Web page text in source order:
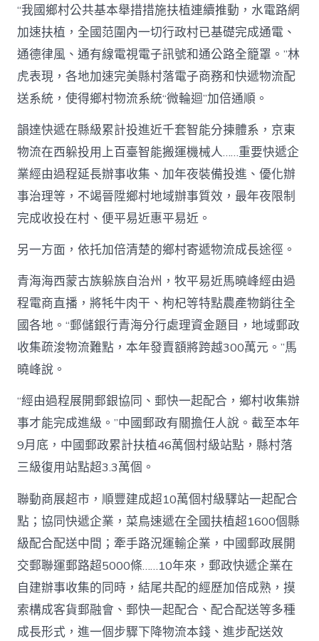
“我國鄉村公共基本舉措措施扶植連續推動，水電路網
加速扶植，全國范圍內一切行政村已基礎完成通電、
通德律風、通有線電視電子訊號和通公路全籠罩。”林
虎表現，各地加速完美縣村落電子商務和快遞物流配
送系統，使得鄉村物流系統“微輪迴”加倍通順。
韻達快遞在縣級累計投進近千套智能分揀體系，京東
物流在西躲投用上百臺智能搬運機械人……重要快遞企
業經由過程延長辦事收集、加年夜裝備投進、優化辦
事治理等，不竭晉陞鄉村地域辦事質效，最年夜限制
完成收投在村、便平易近惠平易近。
另一方面，依托加倍清楚的鄉村寄遞物流成長途徑。
青海海西蒙古族躲族自治州，牧平易近馬曉峰經由過
程電商直播，將牦牛肉干、枸杞等特點農產物銷往全
國各地。“郵儲銀行青海分行處理資金題目，地域郵政
收集疏浚物流難點，本年發賣額將跨越300萬元。”馬
曉峰說。
“經由過程展開郵銀協同、郵快一起配合，鄉村收集辦
事才能完成進級。”中國郵政有關擔任人說。截至本年
9月底，中國郵政累計扶植46萬個村級站點，縣村落
三級復用站點超3.3萬個。
聯動商展超市，順豐建成超10萬個村級驛站一起配合
點；協同快遞企業，菜鳥速遞在全國扶植超1600個縣
級配合配送中間；牽手路況運輸企業，中國郵政展開
交郵聯運郵路超5000條……10年來，郵政快遞企業在
自建辦事收集的同時，結尾共配的經歷加倍成熟，摸
索構成客貨郵融會、郵快一起配合、配合配送等多種
成長形式，進一個步驟下降物流本錢、進步配送效